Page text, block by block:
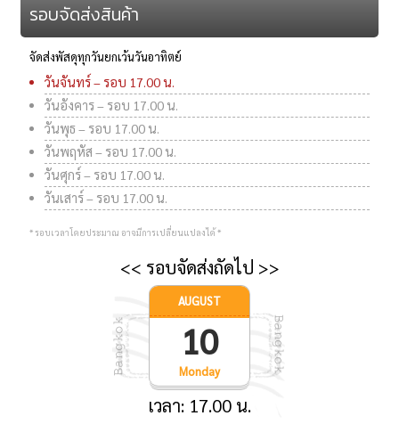
รอบจัดส่งสินค้า
จัดส่งพัสดุทุกวันยกเว้นวันอาทิตย์
วันจันทร์ – รอบ 17.00 น.
วันอังคาร – รอบ 17.00 น.
วันพุธ – รอบ 17.00 น.
วันพฤหัส – รอบ 17.00 น.
วันศุกร์ – รอบ 17.00 น.
วันเสาร์ – รอบ 17.00 น.
* รอบเวลาโดยประมาณ อาจมีการเปลี่ยนแปลงได้ *
<< รอบจัดส่งถัดไป >>
Monday
AUGUST
10
เวลา: 17.00 น.